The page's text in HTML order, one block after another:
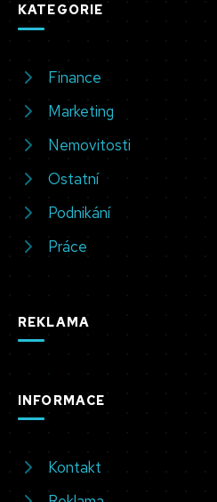
KATEGORIE
Finance
Marketing
Nemovitosti
Ostatní
Podnikání
Práce
REKLAMA
INFORMACE
Kontakt